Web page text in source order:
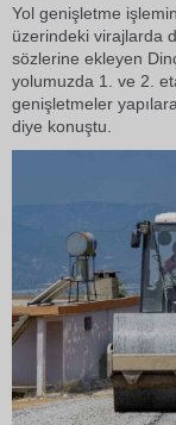
Yol genişletme
üzerindeki virajlarda
sözlerine ekleyen
yolumuzda 1. ve 2.
genişletmeler
diye konuştu.